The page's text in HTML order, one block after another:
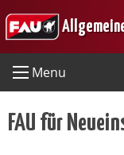
to
Menu
FAU für